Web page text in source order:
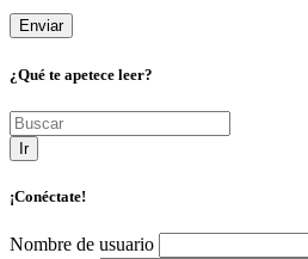
¿Qué te apetece leer?
Ir
¡Conéctate!
Nombre de usuario